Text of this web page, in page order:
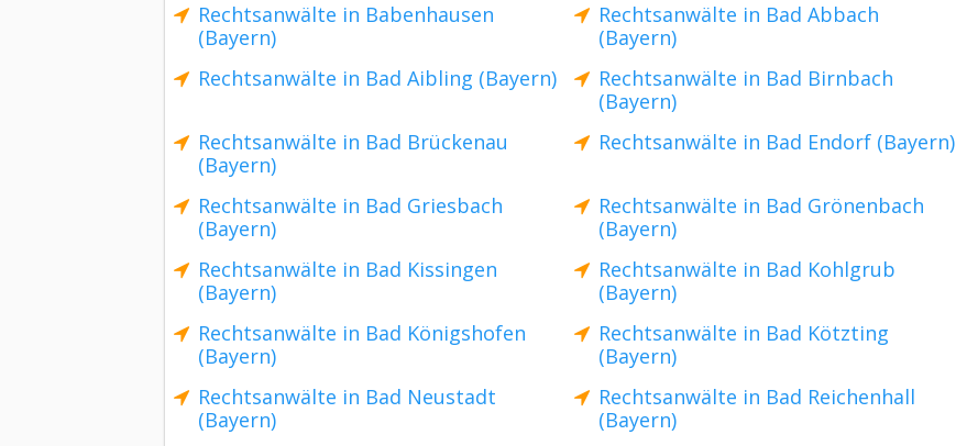
Rechtsanwälte in Babenhausen
(Bayern)
Rechtsanwälte in Bad Abbach
(Bayern)
Rechtsanwälte in Bad Aibling (Bayern)
Rechtsanwälte in Bad Birnbach
(Bayern)
Rechtsanwälte in Bad Brückenau
(Bayern)
Rechtsanwälte in Bad Endorf (Bayern)
Rechtsanwälte in Bad Griesbach
(Bayern)
Rechtsanwälte in Bad Grönenbach
(Bayern)
Rechtsanwälte in Bad Kissingen
(Bayern)
Rechtsanwälte in Bad Kohlgrub
(Bayern)
Rechtsanwälte in Bad Königshofen
(Bayern)
Rechtsanwälte in Bad Kötzting
(Bayern)
Rechtsanwälte in Bad Neustadt
(Bayern)
Rechtsanwälte in Bad Reichenhall
(Bayern)